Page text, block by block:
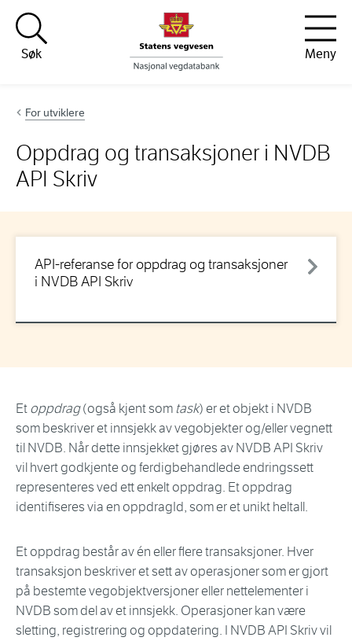
Hopp til innhold
Søk
Meny
For utviklere
Oppdrag og transaksjoner i NVDB
API Skriv
API-referanse for oppdrag og transaksjoner
i NVDB API Skriv
Etoppdrag(også kjent somtask) er et objekt i NVDB
som beskriver et innsjekk av vegobjekter og/eller vegnett
til NVDB. Når dette innsjekket gjøres av NVDB API Skriv
vil hvert godkjente og ferdigbehandlede endringssett
representeres ved ett enkelt oppdrag. Et oppdrag
identifiseres via en oppdragId, som er et unikt heltall.
Et oppdrag består av én eller flere transaksjoner. Hver
transaksjon beskriver et sett av operasjoner som er gjort
på bestemte vegobjektversjoner eller nettelementer i
NVDB som del av et innsjekk. Operasjoner kan være
sletting, registrering og oppdatering. I NVDB API Skriv vil